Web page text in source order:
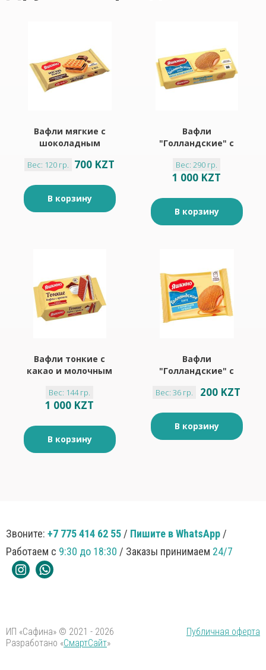
Вафли мягкие с
шоколадным
120гр
Вес: 120 гр. 700 KZT
В корзину
Вафли
"Голландские" с
начинкой "Яшкино"
290гр
Вес: 290 гр.
1 000 KZT
В корзину
Вафли тонкие с
какао и молочным
144гр
Вес: 144 гр.
1 000 KZT
В корзину
Вафли
"Голландские" с
начинкой "Яшкино"
Вес: 36 гр. 200 KZT
В корзину
Звоните: +7 775 414 62 55 / Пишите в WhatsApp /
Работаем с 9:30 до 18:30 / Заказы принимаем 24/7
ИП «Сафина» © 2021 - 2026
Публичная оферта
Разработано «СмартСайт»